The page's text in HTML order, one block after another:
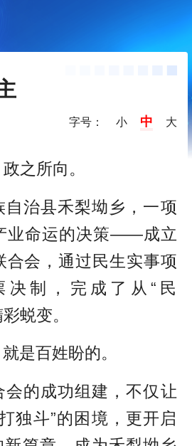
字号： 小 中 大
之所向。
自治县禾梨坳乡，一项
业命运的决策——成立
合会，通过民生实事项
决制，完成了从“民
蜕变。
是百姓盼的。
会的成功组建，不仅让
独斗”的困境，更开启